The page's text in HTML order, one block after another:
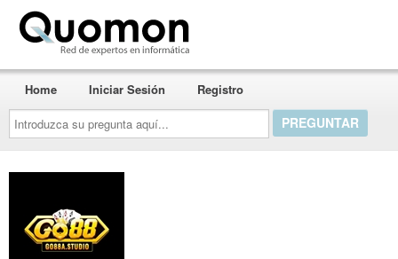
Introduzca
su
pregunta
aquí...
Home Iniciar Sesión Registro